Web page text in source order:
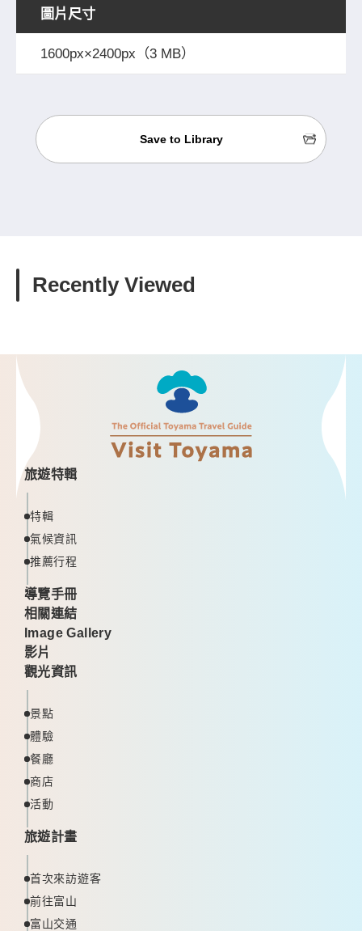
圖片尺寸
1600px×2400px（3 MB）
Save to Library
Recently Viewed
旅遊特輯
特輯
氣候資訊
推薦行程
導覽手冊
相關連結
Image Gallery
影片
觀光資訊
景點
體驗
餐廳
商店
活動
旅遊計畫
首次來訪遊客
前往富山
富山交通